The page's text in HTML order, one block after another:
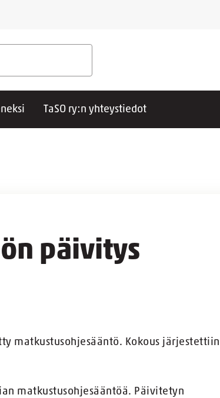
TaSO ry:n yhteystiedot
päivitys
matkustusohjesääntö. Kokous järjestettiin
matkustusohjesääntöä. Päivitetyn